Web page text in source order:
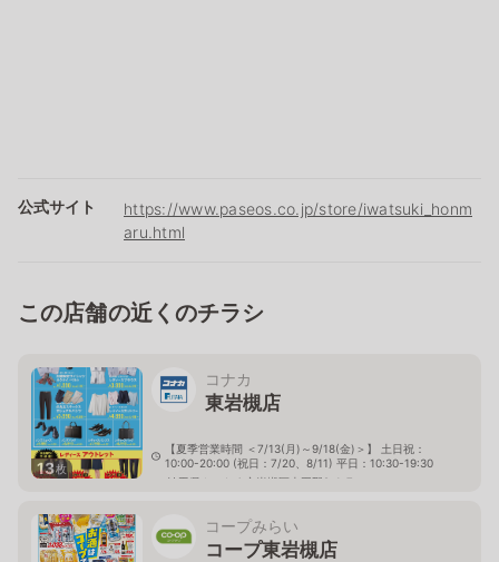
公式サイト
https://www.paseos.co.jp/store/iwatsuki_honm
aru.html
この店舗の近くのチラシ
13枚
コナカ
東岩槻店
【夏季営業時間 ＜7/13(月)～9/18(金)＞】 土日祝：
10:00-20:00 (祝日：7/20、8/11) 平日：10:30-19:30
埼玉県さいたま市岩槻区南平野2-1-7
コープみらい
コープ東岩槻店